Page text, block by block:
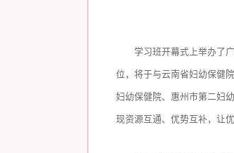
学习班开幕式上举办了
位，将于与云南省妇幼保健
妇幼保健院、惠州市第二妇
现资源互通、优势互补，让